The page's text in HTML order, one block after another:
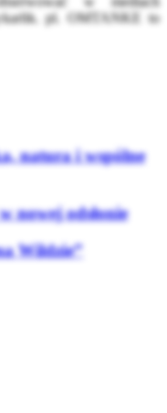
pl. OMTANKE to
natura i wspólne
nowej odsłonie
Wildzie”